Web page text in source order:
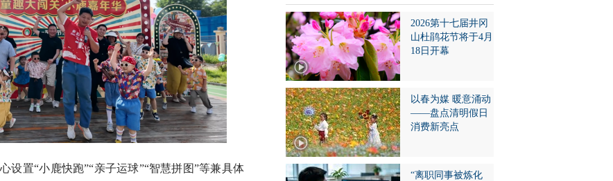
设置“小鹿快跑”“亲子运球”“智慧拼图”等兼具体
2026第十七届井冈
山杜鹃花节将于4月
18日开幕
以春为媒 暖意涌动
——盘点清明假日
消费新亮点
“离职同事被炼化